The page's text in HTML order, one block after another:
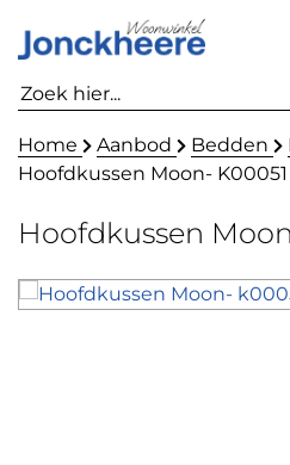
Home Aanbod Bedden
Hoofdkussen Moon- K00051
Hoofdkussen